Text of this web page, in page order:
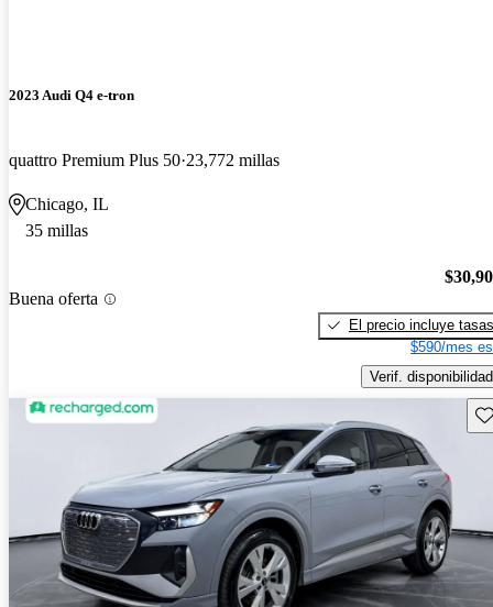
2023 Audi Q4 e-tron
quattro Premium Plus 50 23,772 millas
Chicago, IL
35 millas
Buena oferta
El precio incluye tasas
$590/mes
Verif. disponibilidad